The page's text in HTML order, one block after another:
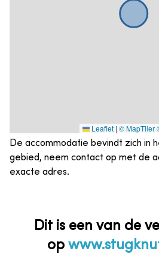
Leaflet | © MapTiler
De accommodatie bevindt zich in
gebied, neem contact op met de
exacte adres.
Dit is een van de
op